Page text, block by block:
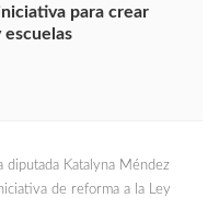
para crear
escuelas
diputada Katalyna Méndez
de reforma a la Ley